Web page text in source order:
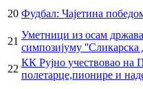
Контакти
Запослени у Општинској
Важни телефони
20 Фудбал: Чајетина
21
Уметници из осам
симпозијуму
22
КК Рујно учествовао на
полетарце,пионире и